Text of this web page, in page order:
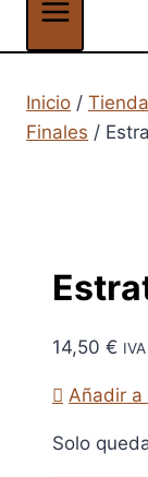
Inicio /
Finales /
14,50 €
Añadir
Solo